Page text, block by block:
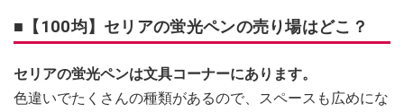
■【100均】セリアの蛍光ペンの売り場はどこ？
セリアの蛍光ペンは文具コーナーにあります。
色違いでたくさんの種類があるので、スペースも広めにな